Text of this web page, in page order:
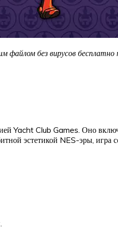
без вирусов бесплатно
Yacht Club Games. Оно
эстетикой NES-эры, игра